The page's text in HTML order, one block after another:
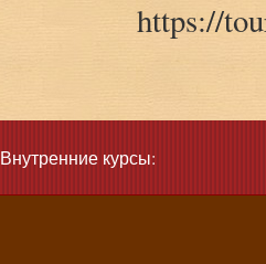
https://
Внутренние курсы: